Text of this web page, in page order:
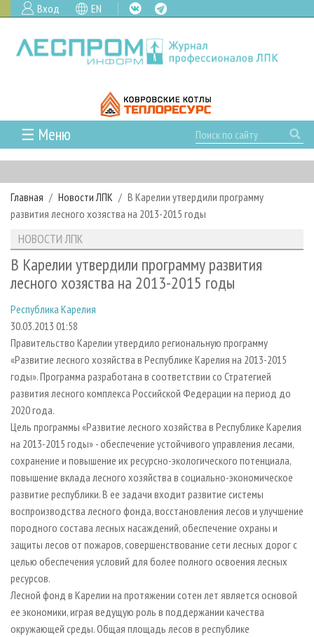
Вход EN
☰ Меню
ГЛАВНАЯ
РУБРИКИ И ТЕМЫ
РУБРИКИ ЖУРНАЛА
ЛЕСОЗАГОТОВКА
ЛЕСОПИЛЕНИЕ
СУШКА ДРЕВЕСИНЫ
ПРОИЗВОДСТВО ДРЕВЕСНЫХ ПЛИТ
ДЕРЕВЯННОЕ ДОМОСТРОЕНИЕ
ПРОИЗВОДСТВО МЕБЕЛИ
БИОЭНЕРГЕТИКА
ЦБП
ИНСТРУМЕНТ И МАТЕРИАЛЫ
НОВОСТИ
НОВОСТИ ЛПК
НОВОСТИ ЖУРНАЛА
ПРОЕКТЫ ЛПИ
АНАЛИТИКА
ПРЕДПРИЯТИЯ ЛПК
ПЕРСОНЫ
МОБИЛЬНЫЕ ВЫСТАВКИ
ОФИЦИАЛЬНЫЕ ДЕЛЕГАЦИИ
ПРИОРИТЕТНЫЕ ИНВЕСТПРОЕКТЫ
RUSSIAN FORESTRY REVIEW
ГАЗЕТА ЛЕСПРОМФОРУМ
БИБЛИОТЕКА СПЕЦИАЛИСТА
АРХИВ
АРХИВ ЖУРНАЛОВ
СТАТЬИ
О ЖУРНАЛЕ
ПОДПИСКА
КОНТАКТЫ
РЕКЛАМОДАТЕЛЯМ
РЕКЛАМА
РЕКЛАМА НА САЙТЕ
Главная Новости ЛПК
В Карелии утвердили программу
развития лесного хозяства на 2013-2015 годы
НОВОСТИ ЛПК
В Карелии утвердили программу развития
лесного хозяства на 2013-2015 годы
Республика Карелия
30.03.2013 01:58
Правительство Карелии утвердило региональную программу
«Развитие лесного хозяйства в Республике Карелия на 2013-2015
годы». Программа разработана в соответствии со Стратегией
развития лесного комплекса Российской Федерации на период до
2020 года.
Цель программы «Развитие лесного хозяйства в Республике Карелия
на 2013-2015 годы» - обеспечение устойчивого управления лесами,
сохранение и повышение их ресурсно-экологического потенциала,
повышение вклада лесного хозяйства в социально-экономическое
развитие республики. В ее задачи входит развитие системы
воспроизводства лесного фонда, восстановления лесов и улучшение
породного состава лесных насаждений, обеспечение охраны и
защиты лесов от пожаров, совершенствование сети лесных дорог с
целью обеспечения условий для более полного освоения лесных
ресурсов.
Лесной фонд в Карелии на протяжении сотен лет является основой
ее экономики, играя ведущую роль в поддержании качества
окружающей среды. Общая площадь лесов в республике